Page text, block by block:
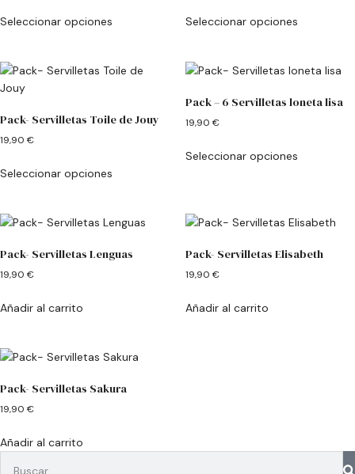
Seleccionar opciones Seleccionar opciones
Pack- Servilletas Toile de Jouy
19,90 €
Seleccionar opciones
Pack – 6 Servilletas loneta lisa
19,90 €
Seleccionar opciones
Pack- Servilletas Lenguas
19,90 €
Añadir al carrito
Pack- Servilletas Elisabeth
19,90 €
Añadir al carrito
Pack- Servilletas Sakura
19,90 €
Añadir al carrito